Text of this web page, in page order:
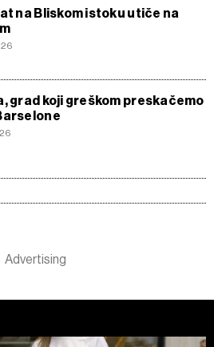
na Bliskom istoku utiče na
grad koji greškom preskačemo